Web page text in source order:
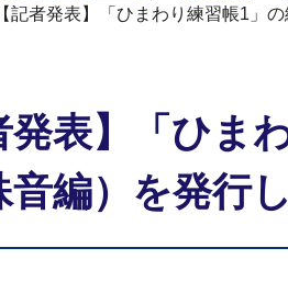
【記者発表】「ひまわり練習帳1」
発表】「ひま
音編）を発行